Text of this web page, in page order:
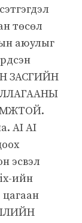
төсөл
аюулыг
ЗАСГИЙН
AI AI
эсвэл
ийн